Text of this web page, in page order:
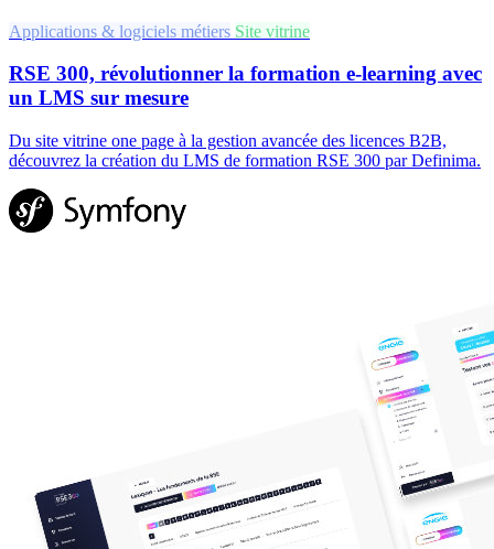
Applications & logiciels métiers Site vitrine
RSE 300, révolutionner la formation e-learning avec
un LMS sur mesure
Du site vitrine one page à la gestion avancée des licences B2B,
découvrez la création du LMS de formation RSE 300 par Definima.